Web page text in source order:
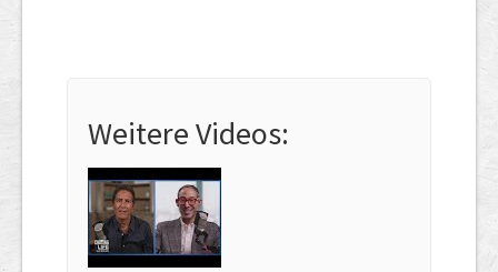
Weitere Videos: